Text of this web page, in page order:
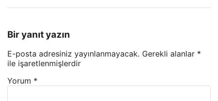
Bir yanıt yazın
E-posta adresiniz yayınlanmayacak. Gerekli alanlar *
ile işaretlenmişlerdir
Yorum *